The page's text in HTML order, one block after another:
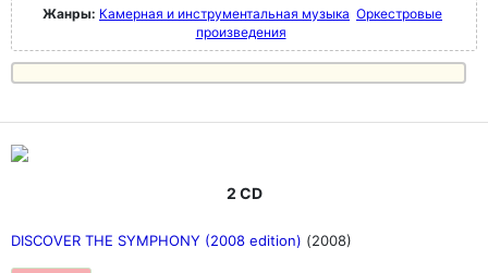
Жанры: Камерная и инструментальная музыка Оркестровые
произведения
2 CD
DISCOVER THE SYMPHONY (2008 edition) (2008)